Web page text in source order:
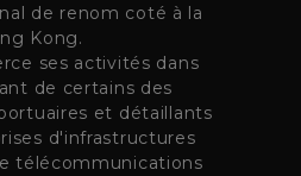
de renom coté à la
Kong.
ses activités dans
de certains des
et détaillants
d'infrastructures
télécommunications